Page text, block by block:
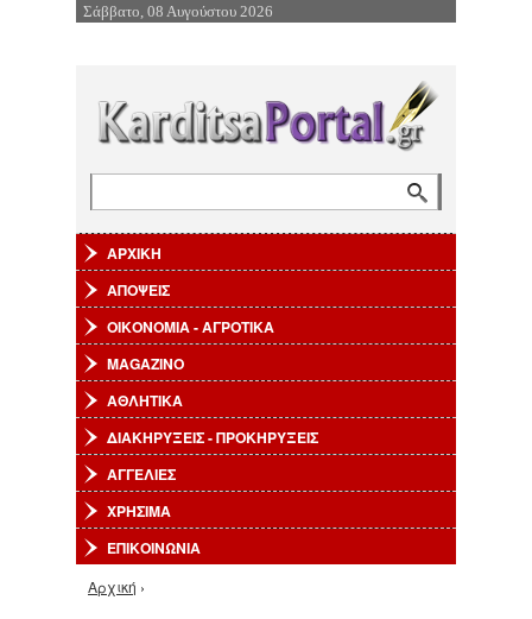
Επιστροφή στην Πλοήγηση
Σάββατο, 08 Αυγούστου 2026
ΑΡΧΙΚΗ
ΑΠΟΨΕΙΣ
ΟΙΚΟΝΟΜΙΑ - ΑΓΡΟΤΙΚΑ
MAGAZINO
ΑΘΛΗΤΙΚΑ
ΔΙΑΚΗΡΥΞΕΙΣ - ΠΡΟΚΗΡΥΞΕΙΣ
ΑΓΓΕΛΙΕΣ
ΧΡΗΣΙΜΑ
ΕΠΙΚΟΙΝΩΝΙΑ
Είστε εδώ
Αρχική ›